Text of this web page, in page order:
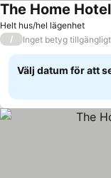
Helt hus/hel lägenhet
The Home
/ Inget betyg tillgängligt
Välj datum för att